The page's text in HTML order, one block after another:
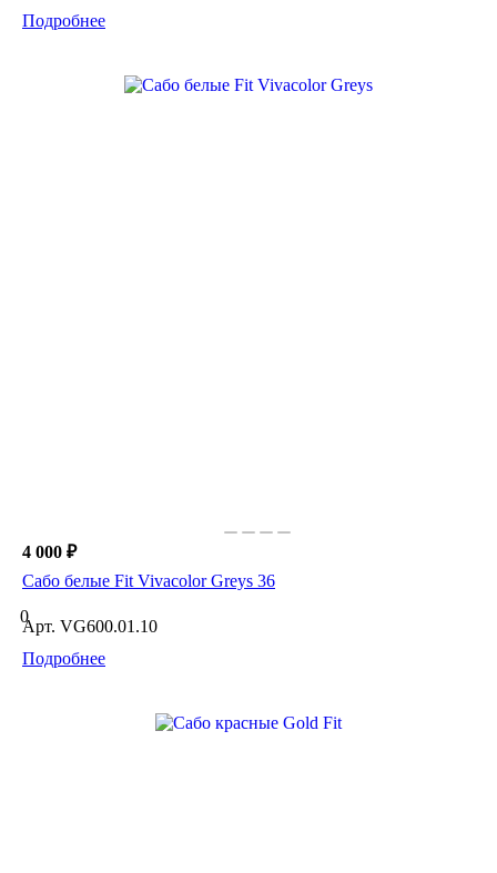
Подробнее
4 000 ₽
Сабо белые Fit Vivacolor Greys 36
0
Арт. VG600.01.10
Подробнее